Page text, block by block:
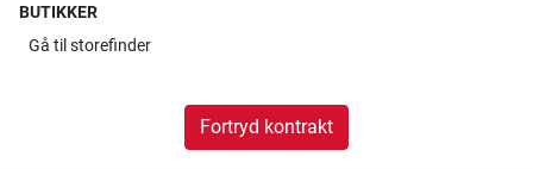
BUTIKKER
Gå til storefinder
Fortryd kontrakt